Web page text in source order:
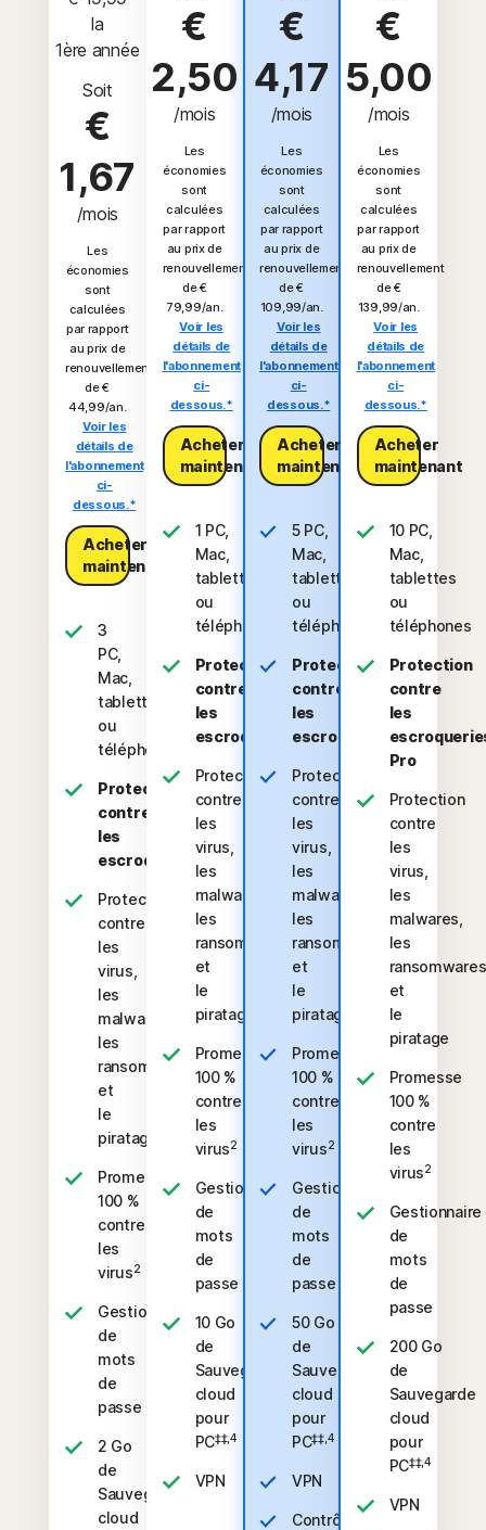
la
1ère année
Soit
€
1,67
/mois
Les
économies
sont
calculées
par rapport
au prix de
renouvellement
de €
44,99/an.
Voir les
détails de
l'abonnement
ci-
dessous.*
Acheter
maintenant​
3
PC,
Mac,
tablettes
ou
téléphones
Protection
contre
les
escroqueries
Protection
contre
les
virus,
les
malwares,
les
ransomwares
et
le
piratage
Promesse
100 %
contre
les
virus2
Gestionnaire
de
mots
de
passe
2 Go
de
Sauvegarde
cloud
€
2,50
/mois
Les
économies
sont
calculées
par rapport
au prix de
renouvellement
de €
79,99/an.
Voir les
détails de
l'abonnement
ci-
dessous.*
Acheter
maintenant​
1 PC,
Mac,
tablette
ou
téléphone
Protection
contre
les
escroqueries
Protection
contre
les
virus,
les
malwares,
les
ransomwares
et
le
piratage
Promesse
100 %
contre
les
virus2
Gestionnaire
de
mots
de
passe
10 Go
de
Sauvegarde
cloud
pour
PC‡‡,4
VPN
€
4,17
/mois
Les
économies
sont
calculées
par rapport
au prix de
renouvellement
de €
109,99/an.
Voir les
détails de
l'abonnement
ci-
dessous.*
Acheter
maintenant​
5 PC,
Mac,
tablettes
ou
téléphones
Protection
contre
les
escroqueries
Protection
contre
les
virus,
les
malwares,
les
ransomwares
et
le
piratage
Promesse
100 %
contre
les
virus2
Gestionnaire
de
mots
de
passe
50 Go
de
Sauvegarde
cloud
pour
PC‡‡,4
VPN
Contrôle
€
5,00
/mois
Les
économies
sont
calculées
par rapport
au prix de
renouvellement
de €
139,99/an.
Voir les
détails de
l'abonnement
ci-
dessous.*
Acheter
maintenant​
10 PC,
Mac,
tablettes
ou
téléphones
Protection
contre
les
Pro
Protection
contre
les
virus,
les
malwares,
les
ransomwares
et
le
piratage
Promesse
100 %
contre
les
virus2
Gestionnaire
de
mots
de
passe
200 Go
de
Sauvegarde
cloud
pour
PC‡‡,4
VPN